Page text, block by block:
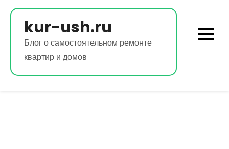
Перейти
содержимомуkur-ush.ru
Блог о самостоятельном ремонте
квартир и домов